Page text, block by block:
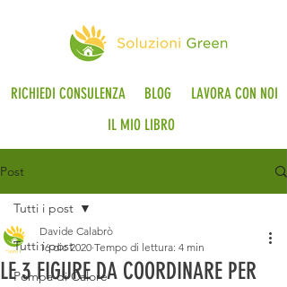
RICHIEDI CONSULENZA BLOG
LAVORA CON NOI
IL MIO LIBRO
Post
Tutti i post
Pompa di Calore
Tutti i post
LE 3 FIGURE DA COORDINARE PER
Davide Calabrò
16 dic 2020 Tempo di lettura: 4 min